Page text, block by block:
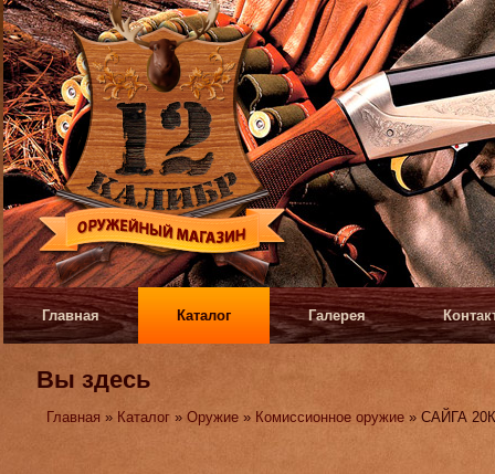
Главная Каталог Галерея
Вы здесь
Главная » Каталог »Оружие » Комиссионное оружие » САЙГА